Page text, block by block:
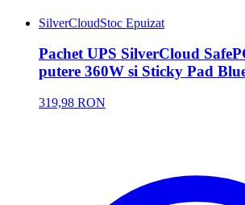
SilverCloudStoc Epuizat
Pachet UPS SilverCloud
putere 360W si Sticky Pad
319,98 RON